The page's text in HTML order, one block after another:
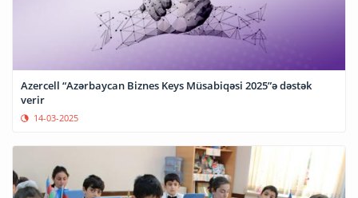
Azercell “Azərbaycan Biznes Keys Müsabiqəsi 2025”ə dəstək
verir
14-03-2025